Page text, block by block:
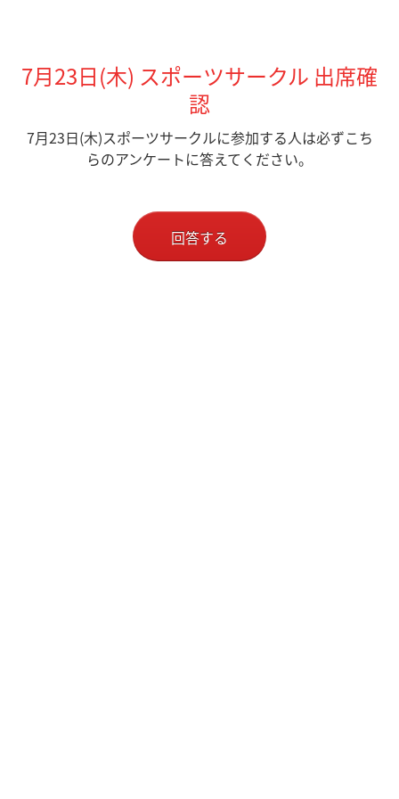
7月23日(木) スポーツサークル 出席確
認
7月23日(木)スポーツサークルに参加する人は必ずこち
らのアンケートに答えてください。
回答する